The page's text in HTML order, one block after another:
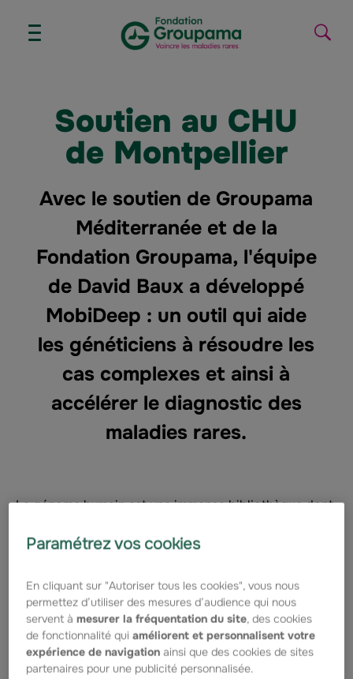
Aller à la navigation
AFFICHER/MASQUER
Soutien au CHU
de Montpellier
Avec le soutien de Groupama
Méditerranée et de la
Fondation Groupama, l'équipe
de David Baux a développé
MobiDeep : un outil qui aide
les généticiens à résoudre les
cas complexes et ainsi à
accélérer le diagnostic des
maladies rares.
Le génome humain est une immense bibliothèque dont
Grâce au séquençage du génome entier, les
chercheurs peuvent désormais explorer l’ADN d’un
codantes – celles qui fabriquent les protéines – sont
bien connues et étudiées, les régions non codantes
restent un territoire largement inexploré. Et c’est là
tout le paradoxe : ces zones, qui ne produisent pas
directement de protéines, représentent 98 % de notre
ADN et jouent un rôle essentiel dans la régulation des
gènes.
Paramétrez vos cookies
En cliquant sur "Autoriser tous les cookies", vous nous
permettez d’utiliser des mesures d’audience qui nous
servent àmesurer la fréquentation du site, des cookies
de fonctionnalité quiaméliorent et personnalisent votre
expérience de navigation ainsi que des cookies de sites
partenaires pour une publicité personnalisée.